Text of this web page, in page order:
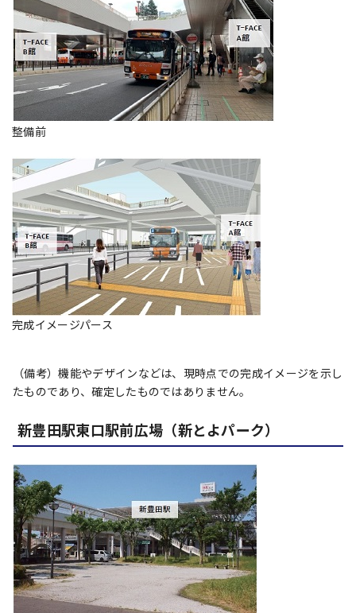
整備前
完成イメージパース
（備考）機能やデザインなどは、現時点での完成イメージを示し
たものであり、確定したものではありません。
新豊田駅東口駅前広場（新とよパーク）